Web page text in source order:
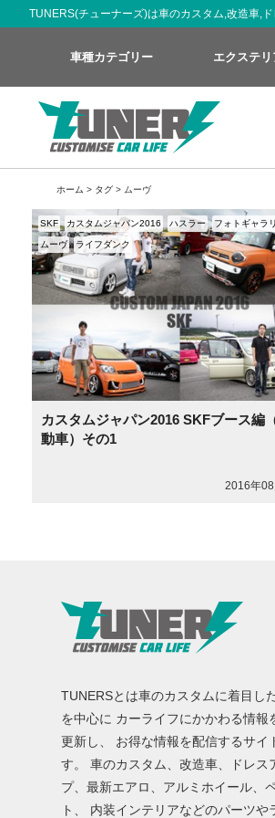
TUNERS(チューナーズ)は車のカスタム,改造車,
車種カテゴリー エクステ
ホーム > タグ > ムーヴ
カスタムジャパン2016 SKFブース編
動車）その1
2016年
SKF カスタムジャパン2016 ハスラー フォトギャラ
ムーヴ ライフダンク
TUNERSとは車のカスタムに着目し
を中心に カーライフにかかわる情報
更新し、 お得な情報を配信するサイ
す。 車のカスタム、改造車、ドレス
プ、最新エアロ、アルミホイール、
ト、 内装インテリアなどのパーツや